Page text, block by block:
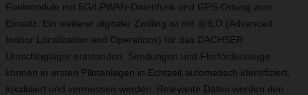
Funkmodule mit 5G/LPWAN-Datenfunk und GPS-Ortung zum
Einsatz. Ein weiterer digitaler Zwilling ist mit @ILO (Advanced
Indoor Localization and Operations) für das DACHSER
Umschlaglager entstanden. Sendungen und Flurförderzeuge
können in ersten Pilotanlagen in Echtzeit automatisch identifiziert,
lokalisiert und vermessen werden. Relevante Daten werden den